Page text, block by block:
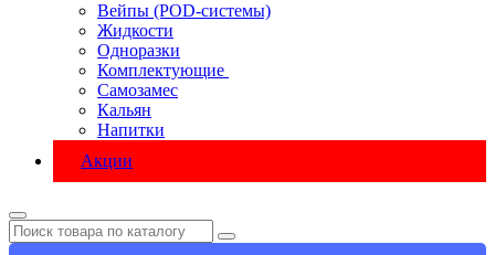
Вейпы (POD-системы)
Жидкости
Одноразки
Комплектующие
Самозамес
Кальян
Напитки
Акции